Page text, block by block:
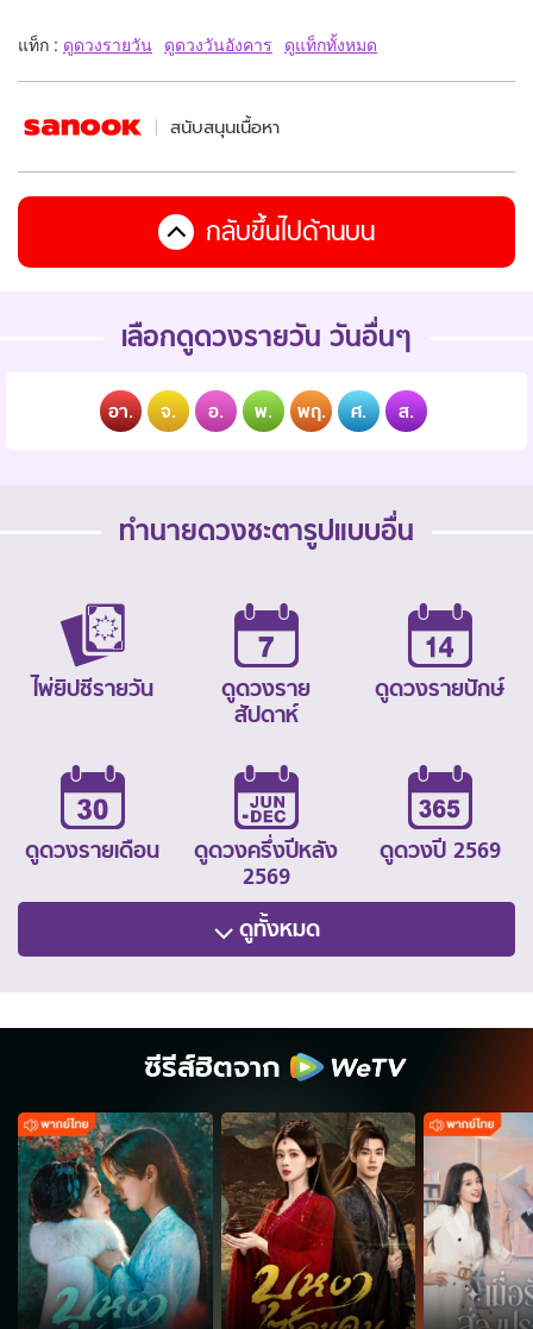
แท็ก : ดูดวงรายวัน ดูดวงวันอังคาร ดูแท็กทั้งหมด
สนับสนุนเนื้อหา
กลับขึ้นไปด้านบน
เลือกดูดวงรายวัน วันอื่นๆ
อา. จ. อ. พ. พฤ. ศ. ส.
ทำนายดวงชะตารูปแบบอื่น
ไพ่ยิปซีรายวัน
ดูดวงราย
สัปดาห์
ดูดวงรายปักษ์
ดูดวงรายเดือน
ดูดวงครึ่งปีหลัง
2569
ดูดวงปี 2569
ดูทั้งหมด
ซีรีส์ฮิตจาก